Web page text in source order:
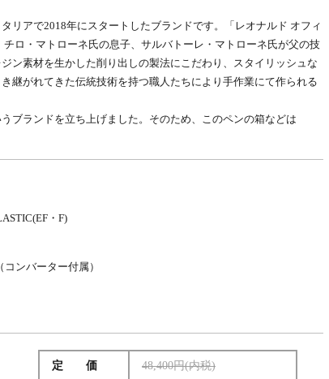
リアで2018年にスタートしたブランドです。「レオナルド オフィ
ロ・マトローネ氏の息子、サルバトーレ・マトローネ氏が父の技
ン素材を生かした削り出しの製法にこだわり、スタイリッシュな
継がれてきた伝統技術を持つ職人たちにより手作業にて作られる
ブランドを立ち上げました。そのため、このペンの箱などは
・F)
ンバーター付属）
定 価 48,400円(内税)